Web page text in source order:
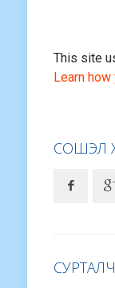
This site
Learn
СОШЭЛ